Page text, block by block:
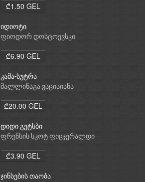
₾1.50 GEL
იდიოტი
ფიოდორ დოსტოევსკი
₾6.90 GEL
კამა-სუტრა
მალლინაგა ვაციაიანა
₾20.00 GEL
დიდი გეტსბი
ფრენსის სკოტ ფიცჯერალდი
₾3.90 GEL
ჯინსების თაობა